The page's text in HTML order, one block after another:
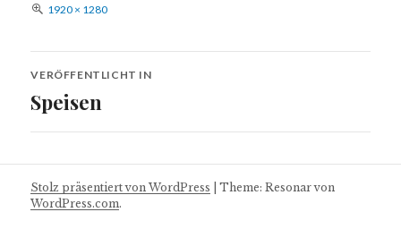
Volle
1920 × 1280
Beitragsnavigation
VERÖFFENTLICHT IN
Speisen
Stolz präsentiert von WordPress |Theme: Resonar von
WordPress.com.